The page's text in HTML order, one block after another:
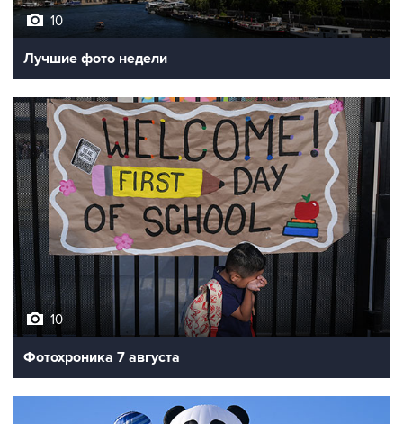
10
Лучшие фото недели
10
Фотохроника 7 августа